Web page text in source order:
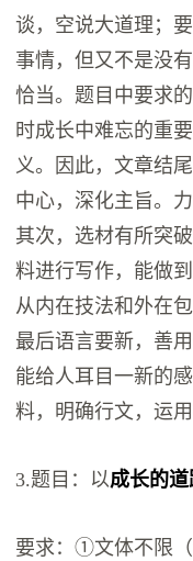
谈，空说大道理；
事情，但又不是没
恰当。题目中要求
时成长中难忘的重
义。因此，文章结
中心，深化主旨。
其次，选材有所突
料进行写作，能做
从内在技法和外在
最后语言要新，善
能给人耳目一新的
料，明确行文，运
3.题目：以成长的道
要求：①文体不限